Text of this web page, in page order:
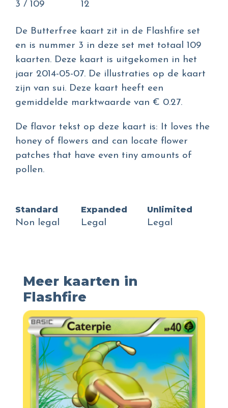
3 / 109
12
De Butterfree kaart zit in de Flashfire set
en is nummer 3 in deze set met totaal 109
kaarten. Deze kaart is uitgekomen in het
jaar 2014-05-07. De illustraties op de kaart
zijn van sui. Deze kaart heeft een
gemiddelde marktwaarde van € 0.27.
De flavor tekst op deze kaart is: It loves the
honey of flowers and can locate flower
patches that have even tiny amounts of
pollen.
Standard
Non legal
Expanded
Legal
Unlimited
Legal
Meer kaarten in
Flashfire